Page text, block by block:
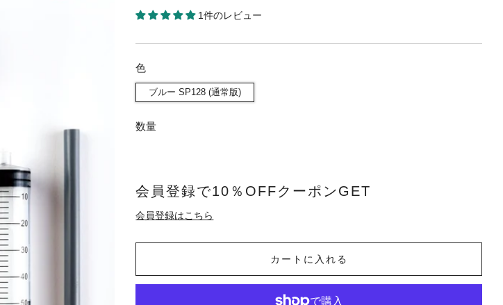
1件のレビュー
色
ブルー SP128 (通常版)
数量
会員登録で10％OFFクーポンGET
会員登録はこちら
カートに入れる